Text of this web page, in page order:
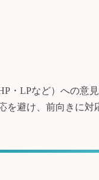
・LPなど）への意
避け、前向きに対